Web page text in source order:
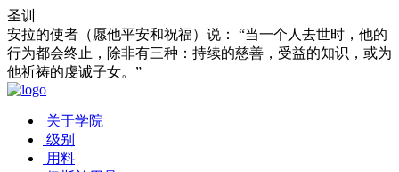
圣训
安拉的使者（愿他平安和祝福）说： “当一个人去世时，他的
行为都会终止，除非有三种：持续的慈善，受益的知识，或为
他祈祷的虔诚子女。”
关于学院
级别
用料